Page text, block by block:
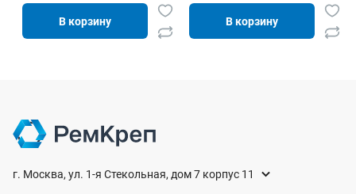
В корзину В корзину
г. Москва, ул. 1-я Стекольная, дом 7 корпус 11